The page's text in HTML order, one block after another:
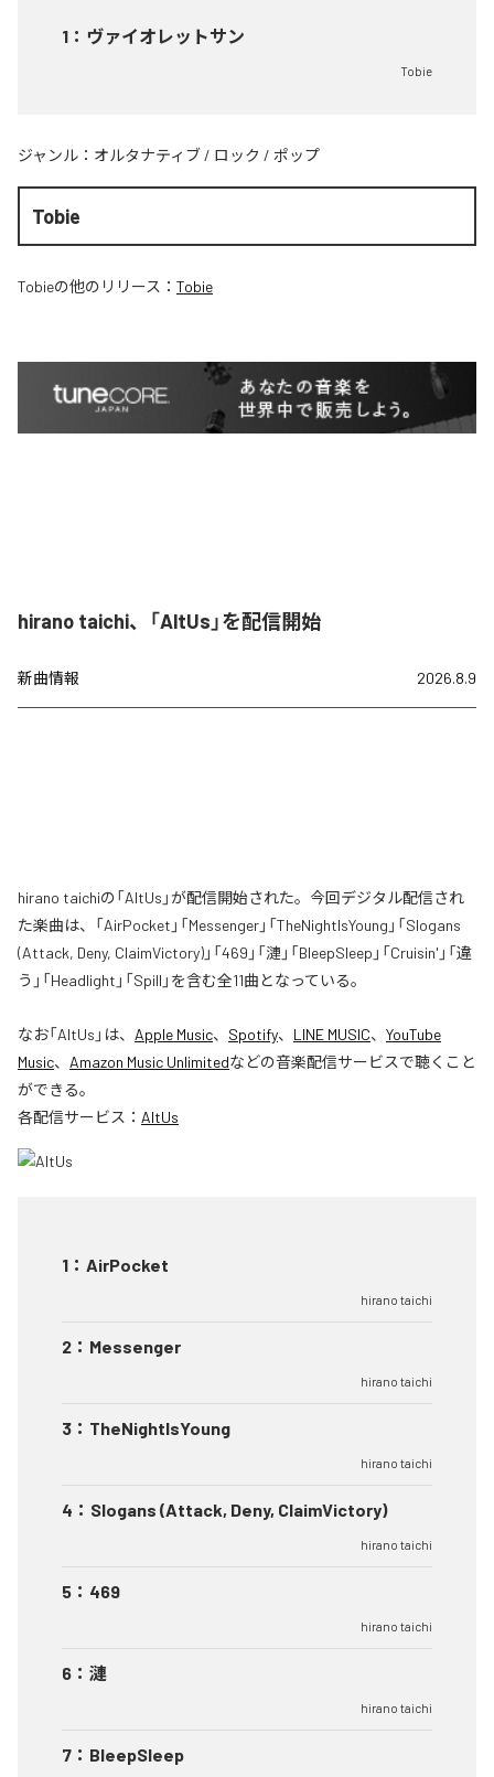
1 ： ヴァイオレットサン
Tobie
ジャンル： オルタナティブ / ロック / ポップ
Tobie
Tobieの他のリリース： Tobie
hirano taichi、「AltUs」を配信開始
新曲情報 2026.8.9
hirano taichiの「AltUs」が配信開始された。今回デジタル配信され
た楽曲は、「AirPocket」「Messenger」「TheNightIsYoung」「Slogans
(Attack, Deny, ClaimVictory)」「469」「漣」「BleepSleep」「Cruisin'」「違
う」「Headlight」「Spill」を含む全11曲となっている。
なお「AltUs 」は、 Apple Music、 Spotify、 LINE MUSIC、 YouTube
Music、 Amazon Music Unlimitedなどの音楽配信サービスで聴くこと
ができる。
各配信サービス： AltUs
1 ： AirPocket
hirano taichi
2 ： Messenger
hirano taichi
3 ： TheNightIsYoung
hirano taichi
4 ： Slogans (Attack, Deny, ClaimVictory)
hirano taichi
5 ： 469
hirano taichi
6 ： 漣
hirano taichi
7 ： BleepSleep